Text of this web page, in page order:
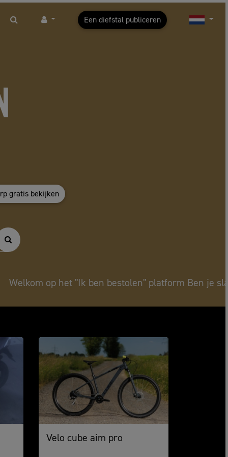
Een diefstal publiceren
gratis bekijken
op het "Ik ben bestolen" platform Ben je
Velo cube aim pro